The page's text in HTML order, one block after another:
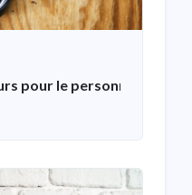
pour le personnel